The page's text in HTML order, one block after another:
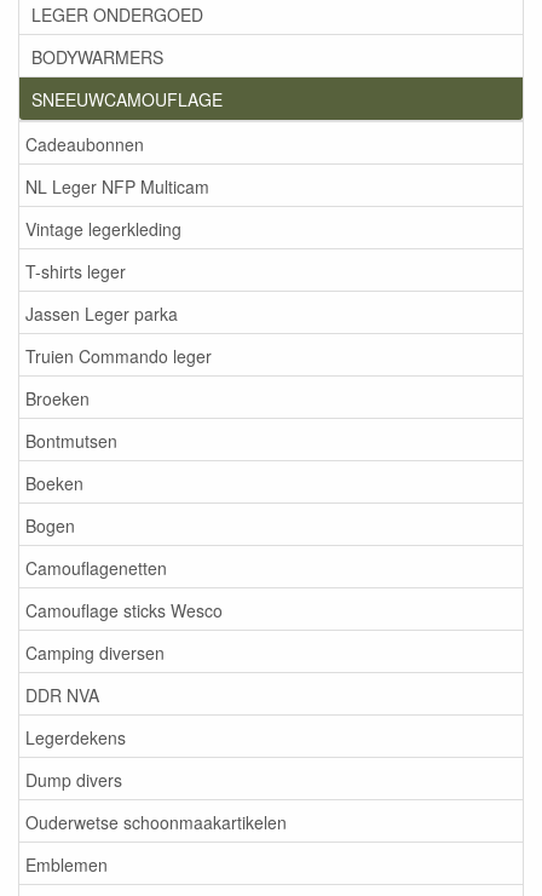
LEGER ONDERGOED
BODYWARMERS
SNEEUWCAMOUFLAGE
Cadeaubonnen
NL Leger NFP Multicam
Vintage legerkleding
T-shirts leger
Jassen Leger parka
Truien Commando leger
Broeken
Bontmutsen
Boeken
Bogen
Camouflagenetten
Camouflage sticks Wesco
Camping diversen
DDR NVA
Legerdekens
Dump divers
Ouderwetse schoonmaakartikelen
Emblemen